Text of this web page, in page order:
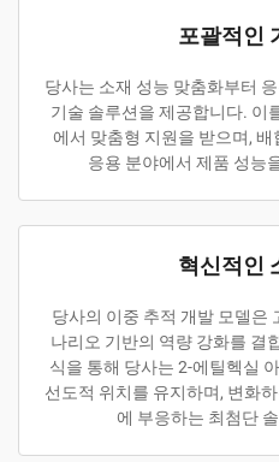
포괄적인
당사는 소재 성능 맞춤화부터
기술 솔루션을 제공합니다. 이
에서 맞춤형 지원을 받으며,
응용 분야에서 제품 성능
혁신적인
당사의 이중 추적 개발 모델은
나리오 기반의 역량 강화를 결
식을 통해 당사는 2-에틸헥실
선도적 위치를 유지하며, 변화
에 부응하는 최첨단